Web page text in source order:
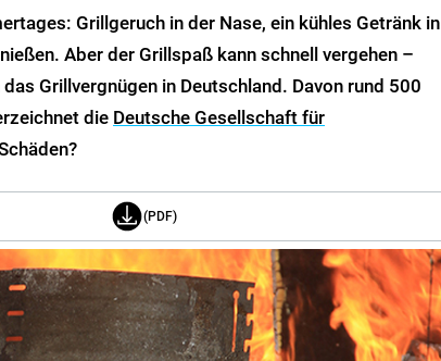
Grillgeruch in der Nase, ein kühles Getränk in
Aber der Grillspaß kann schnell vergehen –
Grillvergnügen in Deutschland. Davon rund 500
die Deutsche Gesellschaft für
(PDF)